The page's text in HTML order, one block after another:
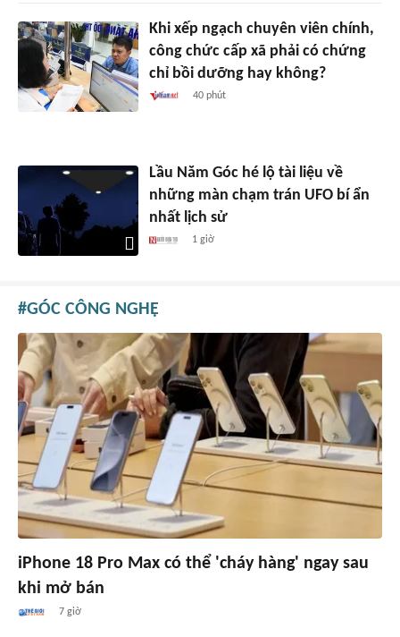
Khi xếp ngạch chuyên viên chính,
công chức cấp xã phải có chứng
chỉ bồi dưỡng hay không?
40 phút
Lầu Năm Góc hé lộ tài liệu về
những màn chạm trán UFO bí ẩn
nhất lịch sử
1 giờ
GÓC CÔNG NGHỆ
iPhone 18 Pro Max có thể 'cháy hàng' ngay sau
khi mở bán
7 giờ